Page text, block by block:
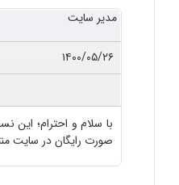
مدیر سایت
۱۴۰۰/۰۵/۲۶
با سلام و احترام؛
صورت رایگان در سایت